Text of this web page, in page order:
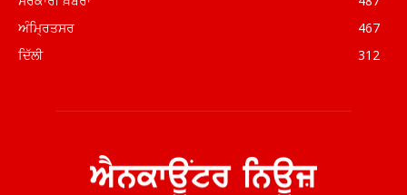
ਅੰਮ੍ਰਿਤਸਰ
467
ਦਿੱਲੀ
312